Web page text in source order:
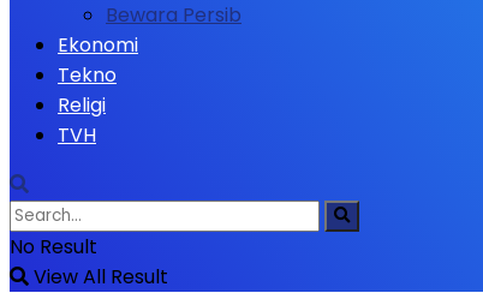
Bewara Persib
Ekonomi
Tekno
Religi
TVH
No Result
View All Result